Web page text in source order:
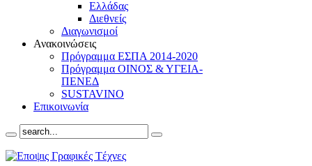
Eλλάδας
Διεθνείς
Διαγωνισμοί
Ανακοινώσεις
Πρόγραμμα ΕΣΠΑ 2014-2020
Πρόγραμμα ΟΙΝΟΣ & ΥΓΕΙΑ-
ΠΕΝΕΔ
SUSTAVINO
Επικοινωνία